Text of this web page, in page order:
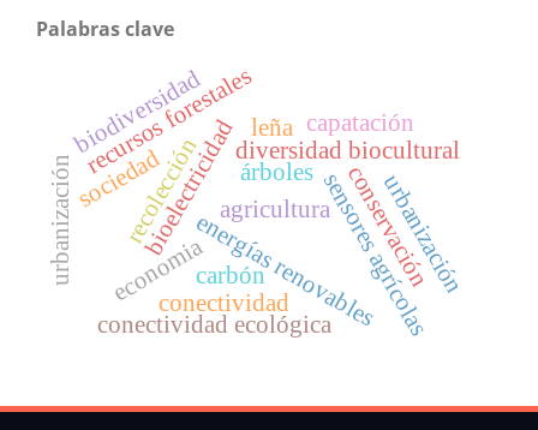
Palabras clave
bioelectricidad
energías renovables
sensores agrícolas
agricultura
diversidad biocultural
recolección árboles
carbón
leña
recursos forestales
biodiversidad
conectividad ecológica
conservación
urbanización
capatación
conectividad
economia
sociedad
urbanización